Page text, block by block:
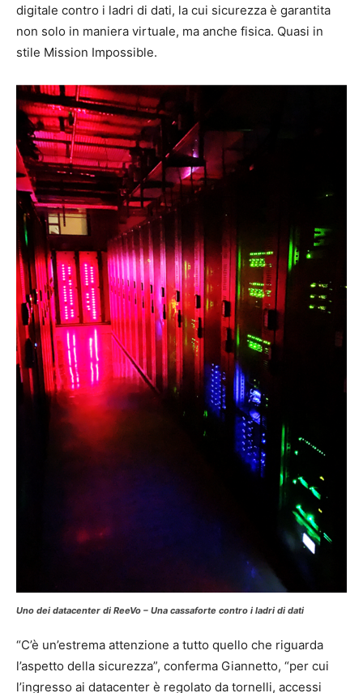
digitale contro i ladri di dati, la cui sicurezza è garantita
non solo in maniera virtuale, ma anche fisica. Quasi in
stile Mission Impossible.
Uno dei datacenter di ReeVo – Una cassaforte contro i ladri di dati
“C’è un’estrema attenzione a tutto quello che riguarda
l’aspetto della sicurezza”, conferma Giannetto, “per cui
l’ingresso ai datacenter è regolato da tornelli, accessi